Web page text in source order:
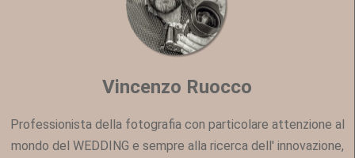
Vincenzo Ruocco
Professionista della fotografia con particolare attenzione al
mondo del WEDDING e sempre alla ricerca dell' innovazione,